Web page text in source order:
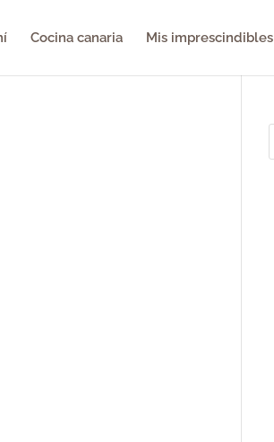
Cocina canaria Mis imprescindibles